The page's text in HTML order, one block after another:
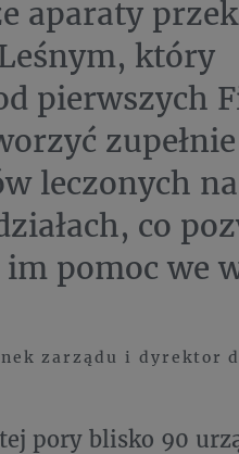
aparaty
który
pierwszych
leczonych na
co
pomoc we
zarządu i dyrektor
pory blisko 90